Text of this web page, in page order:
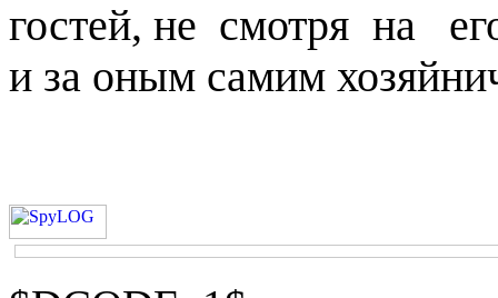
гостей, не смотря на
и за оным самим